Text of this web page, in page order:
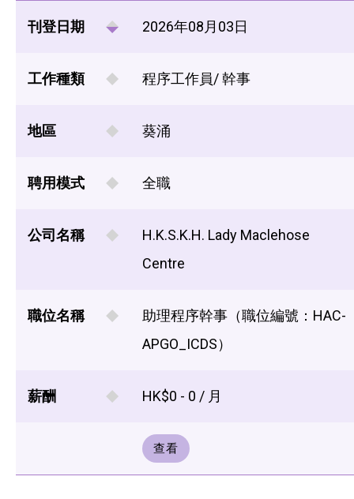
刊登日期 2026年08月03日
工作種類 程序工作員/ 幹事
地區 葵涌
聘用模式 全職
公司名稱
H.K.S.K.H. Lady Maclehose
Centre
職位名稱
助理程序幹事（職位編號：HAC-
APGO_ICDS）
薪酬 HK$0 - 0 / 月
查看